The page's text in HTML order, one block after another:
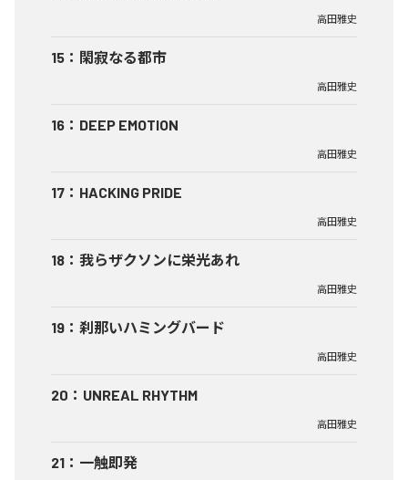
高田雅史
15 ： 閑寂なる都市
高田雅史
16 ： DEEP EMOTION
高田雅史
17 ： HACKING PRIDE
高田雅史
18 ： 我らザクソンに栄光あれ
高田雅史
19 ： 刹那いハミングバード
高田雅史
20 ： UNREAL RHYTHM
高田雅史
21 ： 一触即発